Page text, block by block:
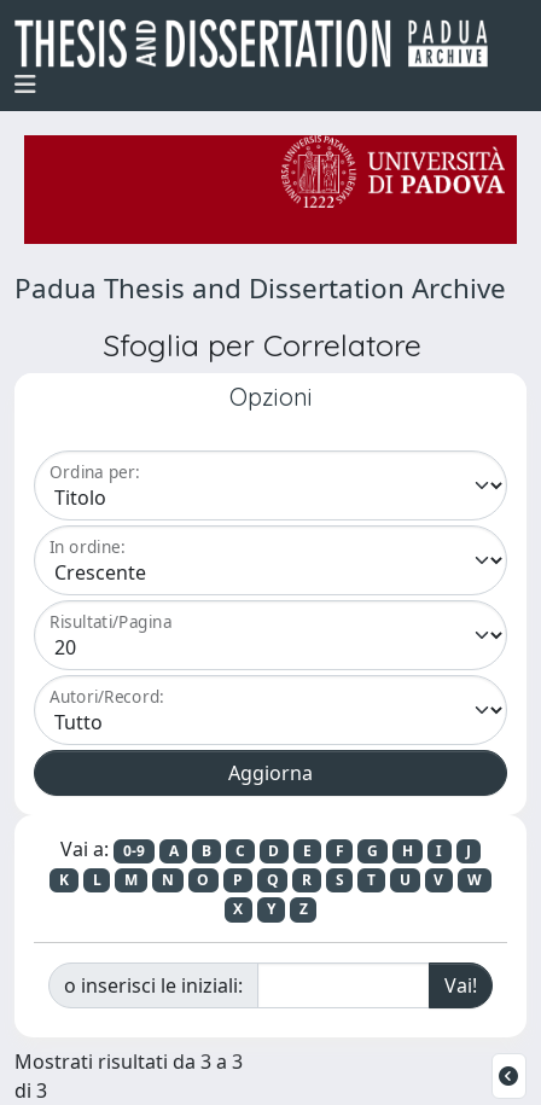
Padua Thesis and Dissertation Archive
Sfoglia per Correlatore
Opzioni
Ordina per:
In ordine:
Risultati/Pagina
Autori/Record:
Vai a: 0-9 A B C D E F G H I
J
K
L M N O P Q R S T U V
W
X
Y Z
o inserisci le iniziali:
Mostrati risultati da 3 a 3
di 3